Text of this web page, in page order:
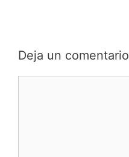
Deja un comentario